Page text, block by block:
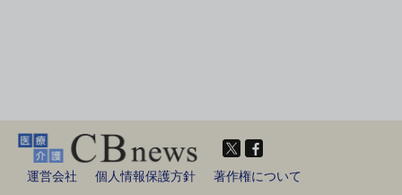
運営会社 個人情報保護方針
著作権について